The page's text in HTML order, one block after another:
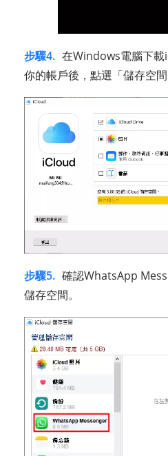
步驟4. 在Windows電腦下
你的帳戶後，點選「儲存空間
步驟5. 確認WhatsApp
儲存空間。